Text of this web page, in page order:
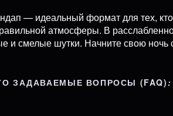
— идеальный формат для тех,
атмосферы. В
и смелые шутки. Начните свою
ЗАДАВАЕМЫЕ ВОПРОСЫ (FAQ):